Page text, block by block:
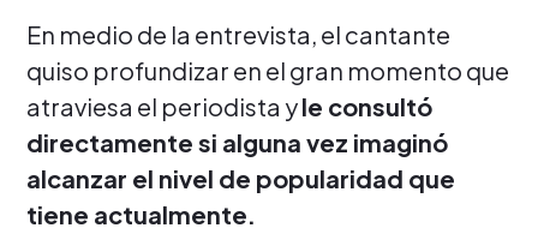
En medio de la entrevista, el cantante
quiso profundizar en el gran momento que
atraviesa el periodista yle consultó
directamente si alguna vez imaginó
alcanzar el nivel de popularidad que
tiene actualmente.